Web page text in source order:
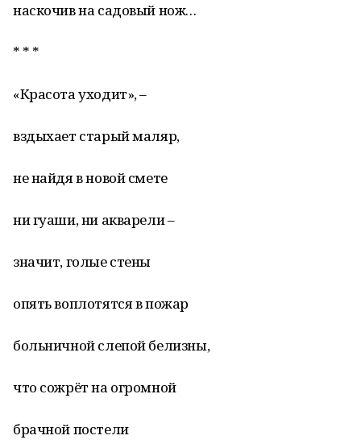
наскочив на садовый нож…
* * *
«Красота уходит», –
вздыхает старый маляр,
не найдя в новой смете
ни гуаши, ни акварели –
значит, голые стены
опять воплотятся в пожар
больничной слепой белизны,
что сожрёт на огромной
брачной постели